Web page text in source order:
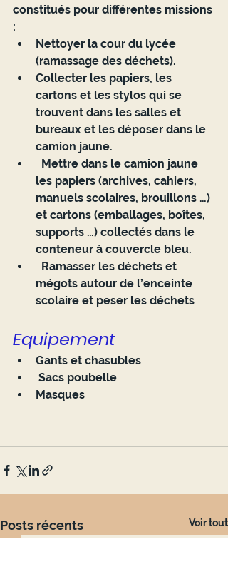
constitués pour différentes missions
:
Nettoyer la cour du lycée
(ramassage des déchets).
Collecter les papiers, les
cartons et les stylos qui se
trouvent dans les salles et
bureaux et les déposer dans le
camion jaune.
les papiers (archives, cahiers,
manuels scolaires, brouillons …)
et cartons (emballages, boîtes,
supports …) collectés dans le
conteneur à couvercle bleu.
mégots autour de l’enceinte
scolaire et peser les déchets
Equipement
Gants et chasubles
Sacs poubelle
Masques
Posts récents Voir tout